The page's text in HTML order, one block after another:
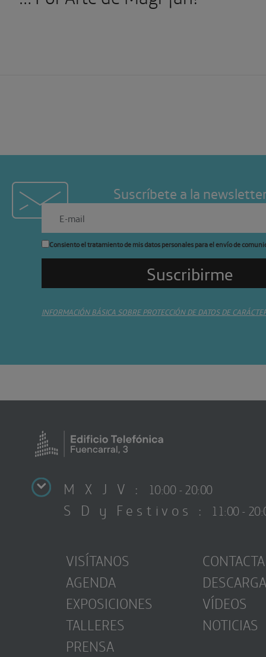
Suscríbete a la
Consiento el tratamiento de mis datos personales para el envío de
INFORMACIÓN BÁSICA SOBRE PROTECCIÓN DE DATOS DE
M X J V : 10:00 - 20:00
S D y Festivos : 11:00 -
VISÍTANOS
AGENDA
EXPOSICIONES
TALLERES
PRENSA
CONTACTA
VÍDEOS
NOTICIAS